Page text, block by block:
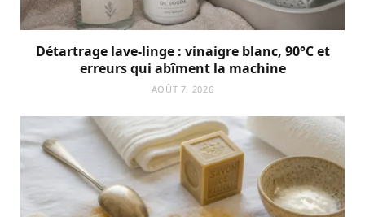
Détartrage lave-linge : vinaigre blanc, 90°C et
erreurs qui abîment la machine
AOÛT 7, 2026